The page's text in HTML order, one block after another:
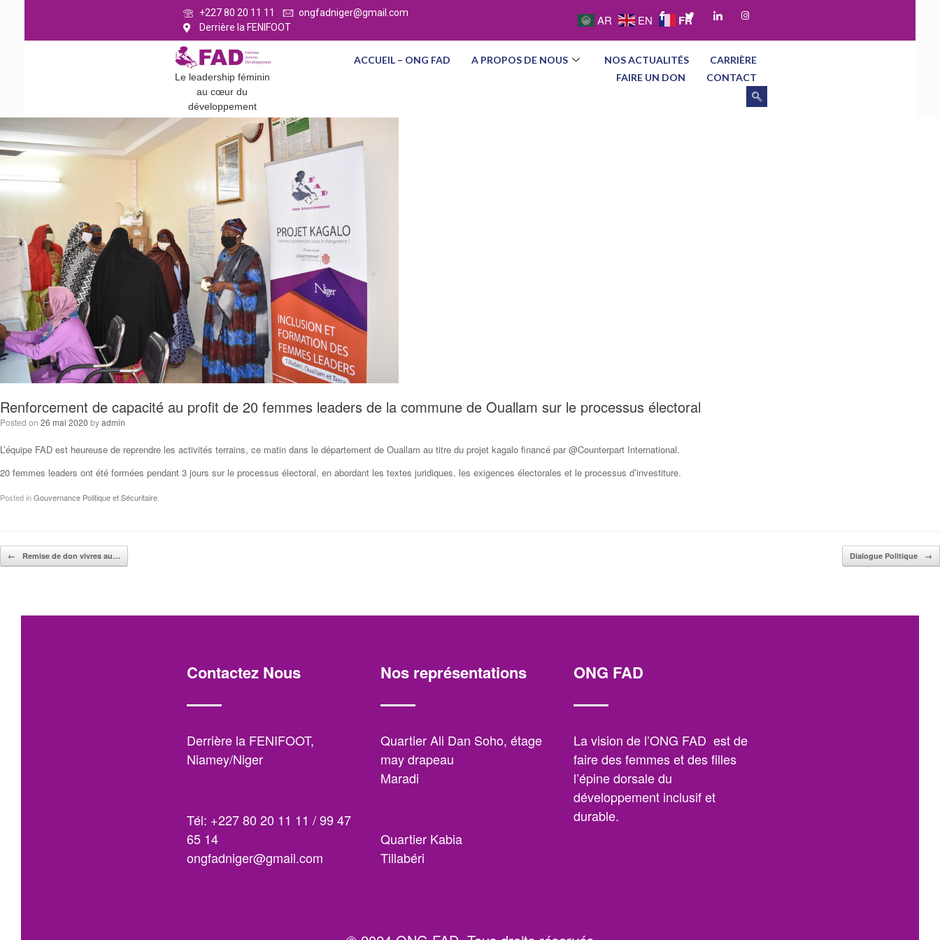
+227 80 20 11 11
ongfadniger@gmail.com
Derrière la FENIFOOT
AR EN FR
Le leadership féminin
au cœur du
développement
ACCUEIL – ONG FAD A PROPOS DE NOUS NOS ACTUALITÉS
CARRIÈRE
FAIRE UN DON
CONTACT
Renforcement de capacité au profit de 20 femmes leaders de la commune de Ouallam sur le processus électoral
Posted on 26 mai 2020 byadmin
L’équipe FAD est heureuse de reprendre les activités terrains, ce matin dans le département de Ouallam au titre du projet kagalo financé par @Counterpart International.
20 femmes leaders ont été formées pendant 3 jours sur le processus électoral, en abordant les textes juridiques, les exigences électorales et le processus d’investiture.
Posted inGouvernance Politique et Sécuritaire
Post navigation
← Remise de don vivres au… Dialogue Politique →
Contactez Nous
Derrière la FENIFOOT,
Niamey/Niger
Tél: +227 80 20 11 11 / 99 47
65 14
ongfadniger@gmail.com
Nos représentations
Quartier Ali Dan Soho, étage
may drapeau
Maradi
Quartier Kabia
Tillabéri
ONG FAD
La vision de l’ONG FAD est de
faire des femmes et des filles
l’épine dorsale du
développement inclusif et
durable.